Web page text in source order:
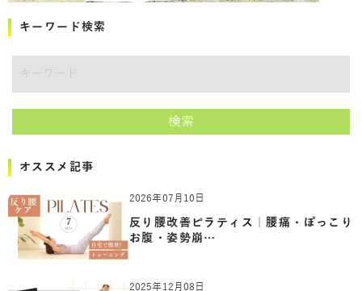
キーワード検索
検索
オススメ記事
2026年07月10日
反り腰改善ピラティス｜腰痛・ぽっこり
お腹・姿勢崩…
2025年12月08日